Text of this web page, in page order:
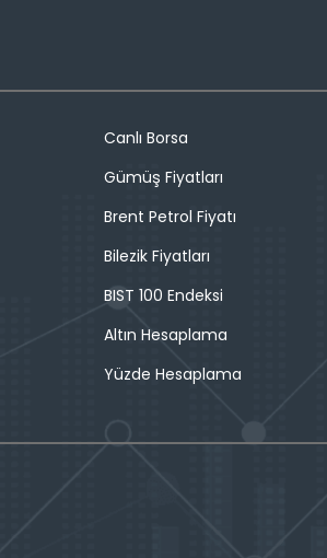
Canlı Borsa
Gümüş Fiyatları
Brent Petrol Fiyatı
Bilezik Fiyatları
BIST 100 Endeksi
Altın Hesaplama
Yüzde Hesaplama